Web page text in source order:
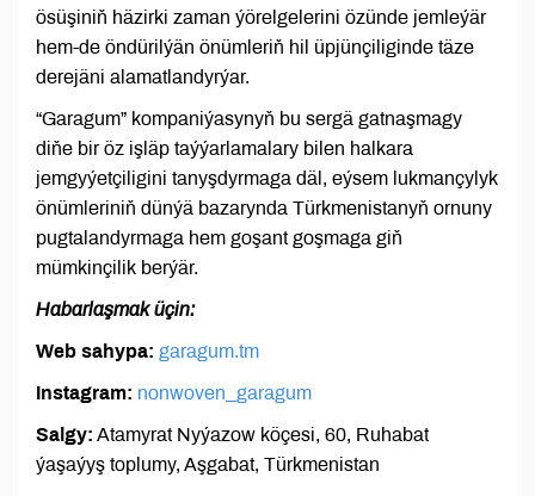
ösüşiniň häzirki zaman ýörelgelerini özünde jemleýär
hem-de öndürilýän önümleriň hil üpjünçiliginde täze
derejäni alamatlandyrýar.
“Garagum” kompaniýasynyň bu sergä gatnaşmagy
diňe bir öz işläp taýýarlamalary bilen halkara
jemgyýetçiligini tanyşdyrmaga däl, eýsem lukmançylyk
önümleriniň dünýä bazarynda Türkmenistanyň ornuny
pugtalandyrmaga hem goşant goşmaga giň
mümkinçilik berýär.
Habarlaşmak üçin:
Web sahypa: garagum.tm
Instagram: nonwoven_garagum
Salgy: Atamyrat Nyýazow köçesi, 60, Ruhabat
ýaşaýyş toplumy, Aşgabat, Türkmenistan